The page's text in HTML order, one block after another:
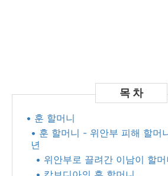
• 훈 할머니
• 훈 할머니 - 위안부 피해 할머
년
• 위안부로 끌려간 이남이 할머